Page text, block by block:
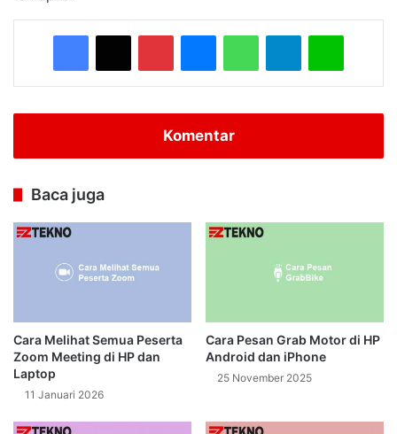
Facebook
X PinterestMessengerWhatsAppTelegramLine
Komentar
Baca juga
Cara Melihat Semua Peserta
Zoom Meeting di HP dan
Laptop
11 Januari 2026
Cara Pesan Grab Motor di HP
Android dan iPhone
25 November 2025